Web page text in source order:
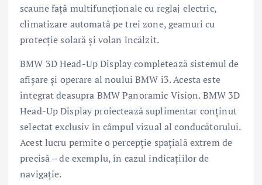
scaune față multifuncționale cu reglaj electric,
climatizare automată pe trei zone, geamuri cu
protecție solară și volan încălzit.
BMW 3D Head-Up Display completează sistemul de
afișare și operare al noului BMW i3. Acesta este
integrat deasupra BMW Panoramic Vision. BMW 3D
Head-Up Display proiectează suplimentar conținut
selectat exclusiv în câmpul vizual al conducătorului.
Acest lucru permite o percepție spațială extrem de
precisă – de exemplu, în cazul indicațiilor de
navigație.